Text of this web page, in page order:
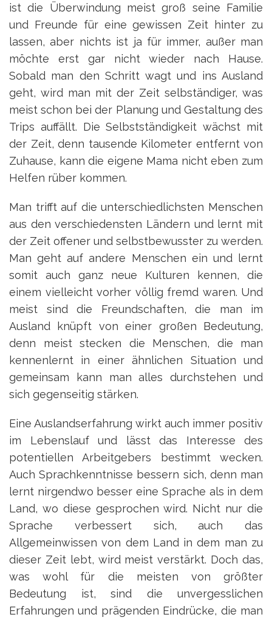
ist die Überwindung meist groß seine Familie
und Freunde für eine gewissen Zeit hinter zu
lassen, aber nichts ist ja für immer, außer man
möchte erst gar nicht wieder nach Hause.
Sobald man den Schritt wagt und ins Ausland
geht, wird man mit der Zeit selbständiger, was
meist schon bei der Planung und Gestaltung des
Trips auffällt. Die Selbstständigkeit wächst mit
der Zeit, denn tausende Kilometer entfernt von
Zuhause, kann die eigene Mama nicht eben zum
Helfen rüber kommen.
Man trifft auf die unterschiedlichsten Menschen
aus den verschiedensten Ländern und lernt mit
der Zeit offener und selbstbewusster zu werden.
Man geht auf andere Menschen ein und lernt
somit auch ganz neue Kulturen kennen, die
einem vielleicht vorher völlig fremd waren. Und
meist sind die Freundschaften, die man im
Ausland knüpft von einer großen Bedeutung,
denn meist stecken die Menschen, die man
kennenlernt in einer ähnlichen Situation und
gemeinsam kann man alles durchstehen und
sich gegenseitig stärken.
Eine Auslandserfahrung wirkt auch immer positiv
im Lebenslauf und lässt das Interesse des
potentiellen Arbeitgebers bestimmt wecken.
Auch Sprachkenntnisse bessern sich, denn man
lernt nirgendwo besser eine Sprache als in dem
Land, wo diese gesprochen wird. Nicht nur die
Sprache verbessert sich, auch das
Allgemeinwissen von dem Land in dem man zu
dieser Zeit lebt, wird meist verstärkt. Doch das,
was wohl für die meisten von größter
Bedeutung ist, sind die unvergesslichen
Erfahrungen und prägenden Eindrücke, die man